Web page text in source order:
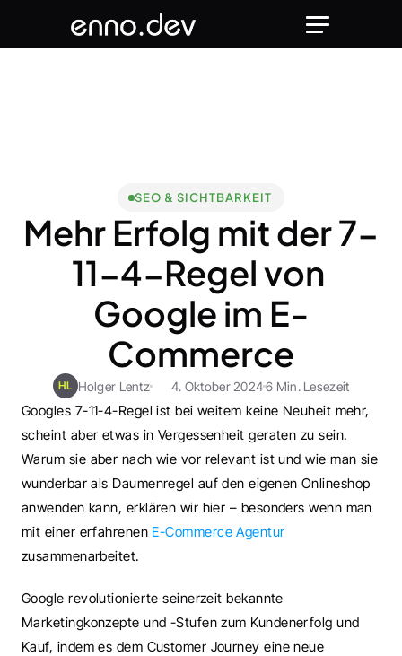
SEO & SICHTBARKEIT
Mehr Erfolg mit der 7-
11-4-Regel von
Google im E-
Commerce
HL Holger Lentz 4. Oktober 20246 Min. Lesezeit
Googles 7-11-4-Regel ist bei weitem keine Neuheit mehr,
scheint aber etwas in Vergessenheit geraten zu sein.
Warum sie aber nach wie vor relevant ist und wie man sie
wunderbar als Daumenregel auf den eigenen Onlineshop
anwenden kann, erklären wir hier – besonders wenn man
mit einer erfahrenen E-Commerce Agentur
zusammenarbeitet.
Google revolutionierte seinerzeit bekannte
Marketingkonzepte und -Stufen zum Kundenerfolg und
Kauf, indem es dem Customer Journey eine neue